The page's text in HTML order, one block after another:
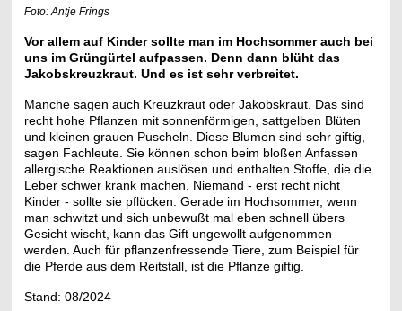
Foto: Antje Frings
Vor allem auf Kinder sollte man im Hochsommer auch bei
uns im Grüngürtel aufpassen. Denn dann blüht das
Jakobskreuzkraut. Und es ist sehr verbreitet.
Manche sagen auch Kreuzkraut oder Jakobskraut. Das sind
recht hohe Pflanzen mit sonnenförmigen, sattgelben Blüten
und kleinen grauen Puscheln. Diese Blumen sind sehr giftig,
sagen Fachleute. Sie können schon beim bloßen Anfassen
allergische Reaktionen auslösen und enthalten Stoffe, die die
Leber schwer krank machen. Niemand - erst recht nicht
Kinder - sollte sie pflücken. Gerade im Hochsommer, wenn
man schwitzt und sich unbewußt mal eben schnell übers
Gesicht wischt, kann das Gift ungewollt aufgenommen
werden. Auch für pflanzenfressende Tiere, zum Beispiel für
die Pferde aus dem Reitstall, ist die Pflanze giftig.
Stand: 08/2024